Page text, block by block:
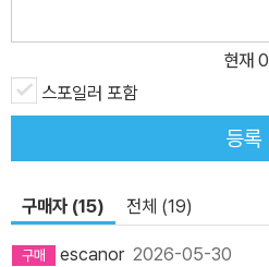
현재 0
스포일러 포함
등록
구매자 (15) 전체 (19)
escanor2026-05-30